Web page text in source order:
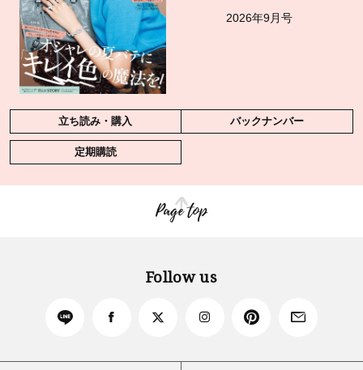
2026年9月号
立ち読み・購入 バックナンバー
定期購読
Page top
Follow us